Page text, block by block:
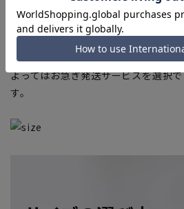
■店舗や各モールサイトと商品在庫
上、ご注文いただいたタイミングに
を完了できない場合がございます。
■お急ぎ発送のご注文につきまして
よってはお急ぎ発送サービスを選択
す。